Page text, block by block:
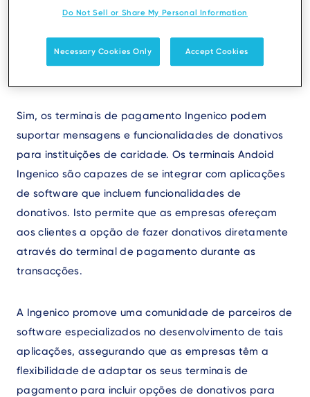
caridade aos
terminais de
pagamento Ingenico?
Sim, os terminais de pagamento Ingenico podem
suportar mensagens e funcionalidades de donativos
para instituições de caridade. Os terminais Andoid
Ingenico são capazes de se integrar com aplicações
de software que incluem funcionalidades de
donativos. Isto permite que as empresas ofereçam
aos clientes a opção de fazer donativos diretamente
através do terminal de pagamento durante as
transacções.
A Ingenico promove uma comunidade de parceiros de
software especializados no desenvolvimento de tais
aplicações, assegurando que as empresas têm a
flexibilidade de adaptar os seus terminais de
pagamento para incluir opções de donativos para
Do Not Sell or Share My Personal Information
Necessary Cookies Only Accept Cookies